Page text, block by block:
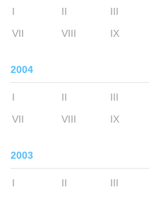
I II III
VII
VIII IX
2004
I II III
VII
VIII IX
2003
I II III